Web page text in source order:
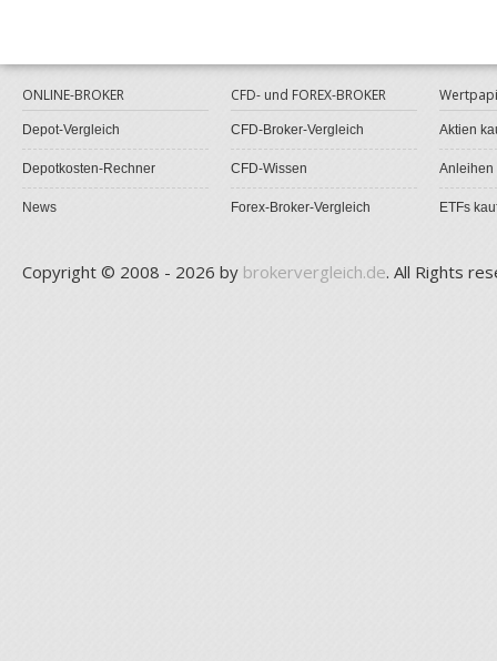
ONLINE-BROKER
Depot-Vergleich
Depotkosten-Rechner
News
CFD- und FOREX-BROKER
CFD-Broker-Vergleich
CFD-Wissen
Forex-Broker-Vergleich
Aktien
Anleihen
ETFs
Copyright © 2008 - 2026 by brokervergleich.de. All Rights